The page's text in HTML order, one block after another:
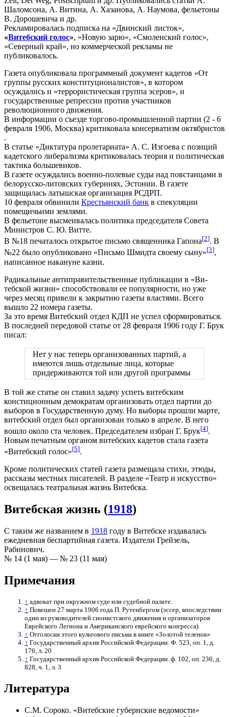
Шаломсона, А. Витина, А. Хазанова, А. Наумова, фельетоны
В. Дорошевича и др.
Рекламировалась подписка на «Двинский листок»,
«Витебский голос», «Новую зарю», «Смоленский голос»,
«Северный край», но коммерческой рекламы не
публиковалось.
Газета опубликовала программный документ кадетов «От
группы русских конституционалистов», в котором
осуждались и «террористическая группа эсеров», и
государственные репрессии против участников
революционного движения.
В информации о съезде торгово-промышленной партии (2 - 6
февраля 1906, Москва) критиковала консерватизм октябристов
.
В статье «Диктатура пролетариата» А. С. Изгоева с позиций
кадетского либерализма критиковалась теория и политическая
тактика большевиков.
В газете осуждались военно-полевые суды над повстанцами в
белорусско-литовских губерниях, Эстонии. В газете
защищалась латышская организация РСДРП.
10 февраля обвинили Крестьянский банк в спекуляции
помещичьими землями.
В фельетоне высмеивалась политика председателя Совета
Министров С. Ю. Витте.
В №18 печаталось открытое письмо священника Гапона[2]. В
№22 было опубликовано «Письмо Шмидта своему сыну»[3],
написанное накануне казни.
Радикальные антиправительственные публикации в «Ви­
тебской жизни» способствовали ее популярности, но уже
через месяц привели к закрытию газеты властями. Всего
вышло 22 номера газеты.
За это время Витебский отдел КДП не успел сформироваться.
В последней передовой статье от 28 февраля 1906 году Г. Брук
писал:
Нет у нас теперь организованных партий, а
имеются лишь отдельные лица, которые
придерживаются той или другой программы
В той же статье он ставил задачу успеть витебским
констиционным демократам организовать отдел партии до
выборов в Государственную думу. Но выборы прошли марте,
витебский отдел был организован только в апреле. В него
вошло около ста человек. Председателем избран Г. Брук[4].
Новым печатным органом витебских кадетов стала газета
«Витебский голос»[5].
Кроме политических статей газета размещала стихи, этюды,
рассказы местных писателей. В разделе «Театр и искусство»
освещалась театральная жизнь Витебска.
Витебская жизнь (1918)
С таким же названием в 1918 году в Витебске издавалась
ежедневная беспартийная газета. Издатели Грейзель,
Рабинович.
№ 14 (1 мая) — № 23 (11 мая)
Примечания
↑ адвокат при окружном суде или судебной палате.
↑ Повешен 27 марта 1906 года П. Рутенбергом (эссер, впоследствии
один из руководителей сионистского движения и организаторов
Еврейского Легиона и Американского еврейского конгресса)
↑ Отголоски этого культового письма в книге «Золотой теленок»
↑ Государственный архив Российской Федерации. Ф. 523, оп. 1, д.
176, л. 20
↑ Государственный архив Российской Федерации. ф. 102, оп. 236, д.
828, ч. 1, л. 3
Литература
С.М. Сороко. «Витебские губернские ведомости»